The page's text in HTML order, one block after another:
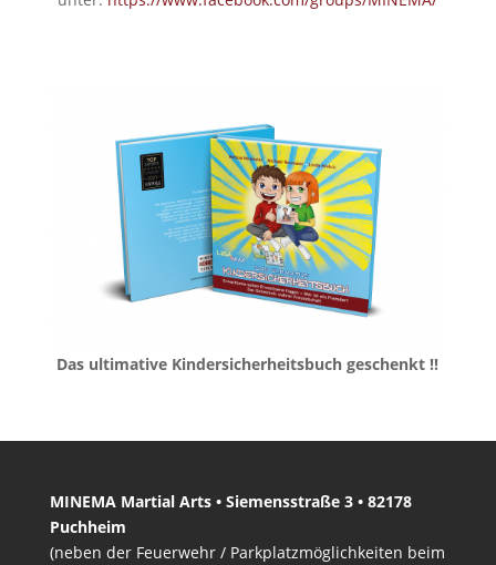
Das ultimative Kindersicherheitsbuch geschenkt !!
MINEMA Martial Arts • Siemensstraße 3 • 82178
Puchheim
(neben der Feuerwehr / Parkplatzmöglichkeiten beim